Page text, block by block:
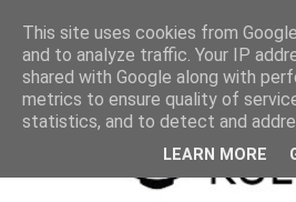
This site uses cookies from
and to analyze traffic. Your IP
shared with Google along with
metrics to ensure quality of
statistics, and to detect and
LEARN MORE